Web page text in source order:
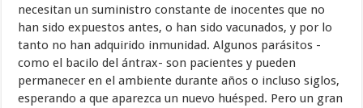
necesitan un suministro constante de inocentes que no
han sido expuestos antes, o han sido vacunados, y por lo
tanto no han adquirido inmunidad. Algunos parásitos -
como el bacilo del ántrax- son pacientes y pueden
permanecer en el ambiente durante años o incluso siglos,
esperando a que aparezca un nuevo huésped. Pero un gran